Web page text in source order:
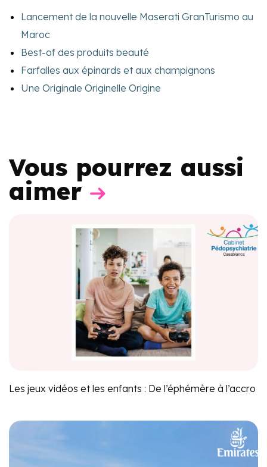
Lancement de la nouvelle Maserati GranTurismo au
Maroc
Best-of des produits beauté
Farfalles aux épinards et aux champignons
Une Originale Originelle Origine
Vous pourrez aussi
aimer
Les jeux vidéos et les enfants : De l’éphémère à l’accro